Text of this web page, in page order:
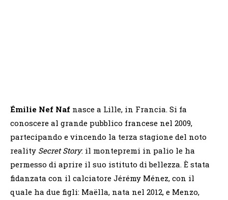
Émilie Nef Naf nasce a Lille, in Francia. Si fa
conoscere al grande pubblico francese nel 2009,
partecipando e vincendo la terza stagione del noto
reality Secret Story: il montepremi in palio le ha
permesso di aprire il suo istituto di bellezza. È stata
fidanzata con il calciatore Jérémy Ménez, con il
quale ha due figli: Maëlla, nata nel 2012, e Menzo,